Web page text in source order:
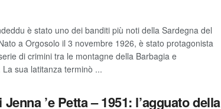
è stato uno dei banditi più noti della Sardegna del
a Orgosolo il 3 novembre 1926, è stato protagonista
di crimini tra le montagne della Barbagia e
La sua latitanza terminò ...
’e Petta – 1951: l’agguato della